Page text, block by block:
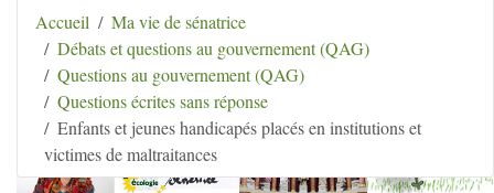
Aller au contenu Aller au menu
secondaire
| Aller à la recherche
Hélène Lipietz
Ancienne Sénatrice de Seine-et-Marne
Accueil
Ma vie de sénatrice
Débats et questions au gouvernement (QAG)
Questions au gouvernement (QAG)
Questions écrites sans réponse
Enfants et jeunes handicapés placés en institutions et
victimes de maltraitances